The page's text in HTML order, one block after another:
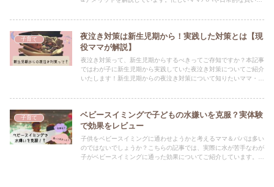
子育て
夜泣き対策は新生児期から！実践した対策とは【現
役ママが解説】
夜泣き対策って、新生児期からするべきってご存知ですか？本記事
ではわが子に新生児期から実践していた夜泣き対策についてご紹介
いたします！新生児期からの夜泣き対策について知りたいママ・パ
子育て
ベビースイミングで子どもの水嫌いを克服？実体験
で効果をレビュー
子供をベビースイミングに通わせようかと考えるママ＆パパは多い
のではないでしょうか？こちらの記事では、実際に水が苦手なわが
子がベビースイミングに通った効果についてご紹介しています。ベ